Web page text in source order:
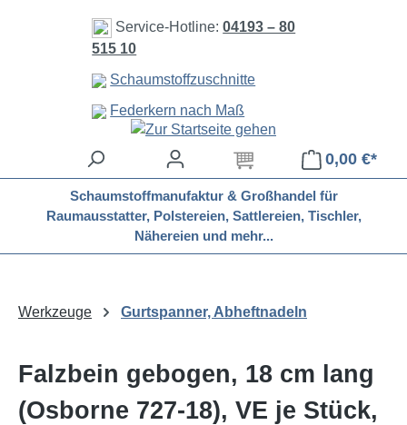
Zum Hauptinhalt springen
Service-Hotline:04193 – 80
515 10
Schaumstoffzuschnitte
Federkern nach Maß
0,00 €*
Schaumstoffmanufaktur & Großhandel für
Raumausstatter, Polstereien, Sattlereien, Tischler,
Nähereien und mehr...
Werkzeuge Gurtspanner, Abheftnadeln
Falzbein gebogen, 18 cm lang
(Osborne 727-18), VE je Stück,